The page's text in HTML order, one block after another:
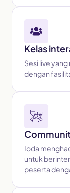
Kelas
Sesi live
dengan
Ioda
untuk
peserta